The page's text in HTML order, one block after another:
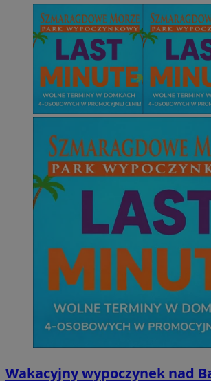
Wakacyjny wypoczynek nad